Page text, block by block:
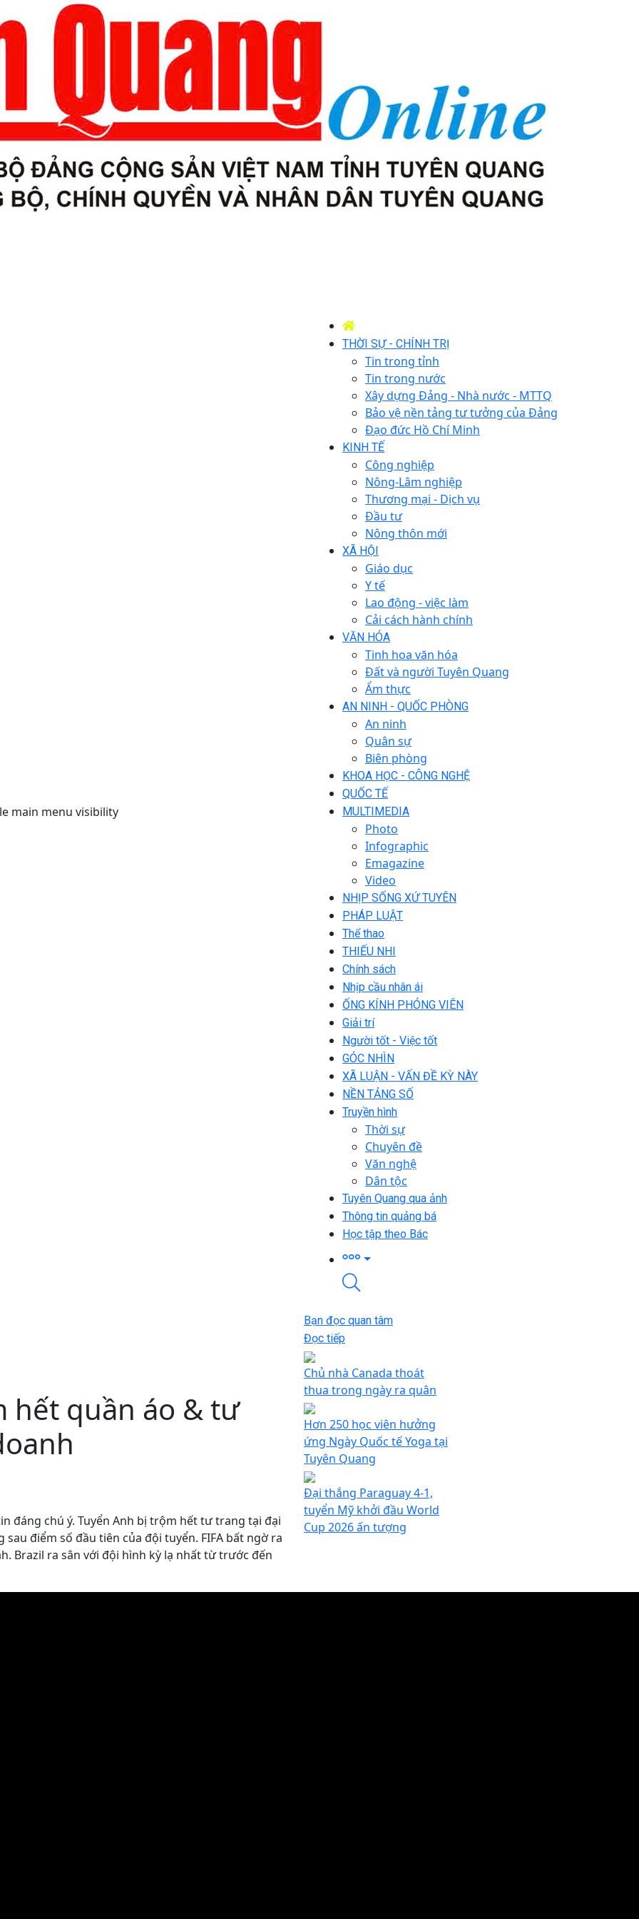
main menu visibility
THỜI SỰ - CHÍNH TRỊ
Tin trong tỉnh
Tin trong nước
Xây dựng Đảng - Nhà nước - MTTQ
Bảo vệ nền tảng tư tưởng của Đảng
Đạo đức Hồ Chí Minh
KINH TẾ
Công nghiệp
Nông-Lâm nghiệp
Thương mại - Dịch vụ
Đầu tư
Nông thôn mới
XÃ HỘI
Giáo dục
Y tế
Lao động - việc làm
Cải cách hành chính
VĂN HÓA
Tinh hoa văn hóa
Đất và người Tuyên Quang
Ẩm thực
AN NINH - QUỐC PHÒNG
An ninh
Quân sự
Biên phòng
KHOA HỌC - CÔNG NGHỆ
QUỐC TẾ
MULTIMEDIA
Photo
Infographic
Emagazine
Video
NHỊP SỐNG XỨ TUYÊN
PHÁP LUẬT
Thể thao
THIẾU NHI
Chính sách
Nhịp cầu nhân ái
ỐNG KÍNH PHÓNG VIÊN
Giải trí
Người tốt - Việc tốt
GÓC NHÌN
XÃ LUẬN - VẤN ĐỀ KỲ NÀY
NỀN TẢNG SỐ
Truyền hình
Thời sự
Chuyên đề
Văn nghệ
Dân tộc
Tuyên Quang qua ảnh
Thông tin quảng bá
Học tập theo Bác
hết quần áo & tư
đáng chú ý. Tuyển Anh bị trộm hết tư trang tại đại
điểm số đầu tiên của đội tuyển. FIFA bất ngờ ra
Brazil ra sân với đội hình kỳ lạ nhất từ trước đến
Bạn đọc quan tâm
Đọc tiếp
Chủ nhà Canada thoát
thua trong ngày ra quân
Hơn 250 học viên hưởng
ứng Ngày Quốc tế Yoga tại
Tuyên Quang
Đại thắng Paraguay 4-1,
tuyển Mỹ khởi đầu World
Cup 2026 ấn tượng